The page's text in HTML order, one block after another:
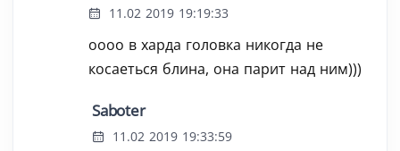
11.02 2019 19:19:33
оооо в харда головка никогда не
косаеться блина, она парит над ним)))
Saboter
11.02 2019 19:33:59